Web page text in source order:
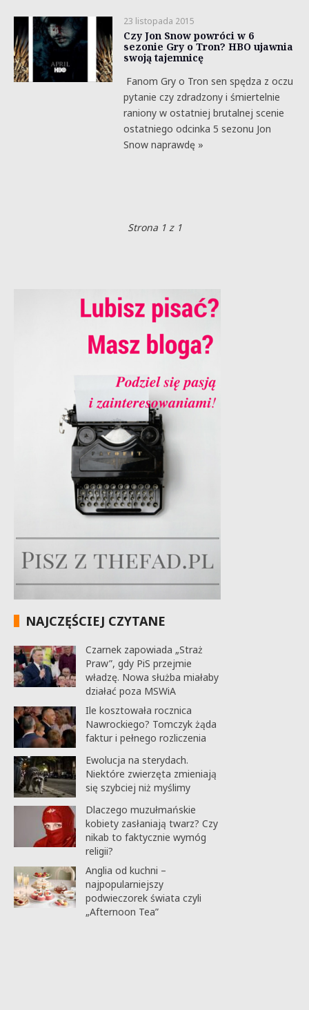
23 listopada 2015
Czy Jon Snow powróci w 6
sezonie Gry o Tron? HBO ujawnia
swoją tajemnicę
Fanom Gry o Tron sen spędza z oczu
pytanie czy zdradzony i śmiertelnie
raniony w ostatniej brutalnej scenie
ostatniego odcinka 5 sezonu Jon
Snow naprawdę »
Strona 1 z 1
NAJCZĘŚCIEJ CZYTANE
Czarnek zapowiada „Straż
Praw”, gdy PiS przejmie
władzę. Nowa służba miałaby
działać poza MSWiA
Ile kosztowała rocznica
Nawrockiego? Tomczyk żąda
faktur i pełnego rozliczenia
Ewolucja na sterydach.
Niektóre zwierzęta zmieniają
się szybciej niż myślimy
Dlaczego muzułmańskie
kobiety zasłaniają twarz? Czy
nikab to faktycznie wymóg
religii?
Anglia od kuchni –
najpopularniejszy
podwieczorek świata czyli
„Afternoon Tea”